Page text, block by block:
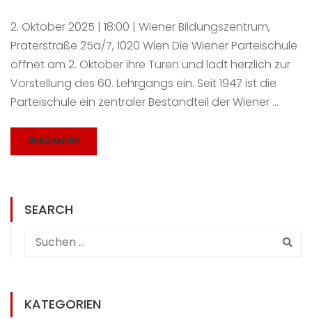
2. Oktober 2025 | 18:00 | Wiener Bildungszentrum,
Praterstraße 25a/7, 1020 Wien Die Wiener Parteischule
öffnet am 2. Oktober ihre Türen und lädt herzlich zur
Vorstellung des 60. Lehrgangs ein. Seit 1947 ist die
Parteischule ein zentraler Bestandteil der Wiener …
READ MORE
SEARCH
KATEGORIEN